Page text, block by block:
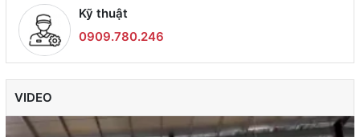
Kỹ thuật
0909.780.246
VIDEO